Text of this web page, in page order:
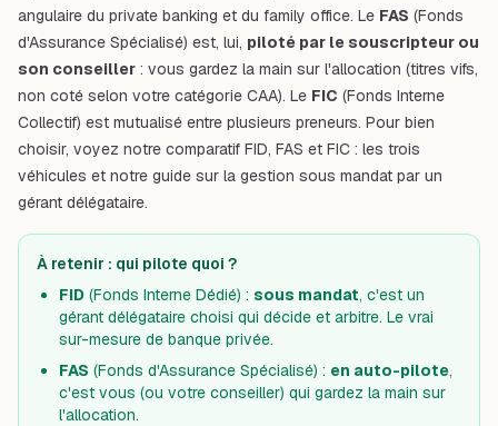
angulaire du private banking et du family office. Le FAS (Fonds
d'Assurance Spécialisé) est, lui, piloté par le souscripteur ou
son conseiller : vous gardez la main sur l'allocation (titres vifs,
non coté selon votre catégorie CAA). Le FIC (Fonds Interne
Collectif) est mutualisé entre plusieurs preneurs. Pour bien
choisir, voyez notre comparatif FID, FAS et FIC : les trois
véhicules et notre guide sur la gestion sous mandat par un
gérant délégataire.
À retenir : qui pilote quoi ?
FID (Fonds Interne Dédié) : sous mandat, c'est un
gérant délégataire choisi qui décide et arbitre. Le vrai
sur-mesure de banque privée.
FAS (Fonds d'Assurance Spécialisé) : en auto-pilote,
c'est vous (ou votre conseiller) qui gardez la main sur
l'allocation.